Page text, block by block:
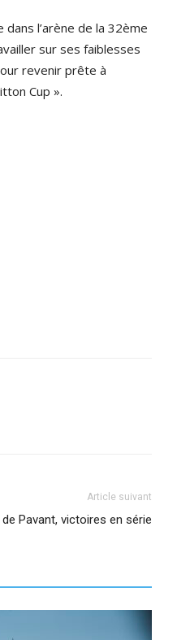
l’arène de la 32ème
sur ses faiblesses
revenir prête à
Cup ».
Article suivant
Pavant, victoires en série